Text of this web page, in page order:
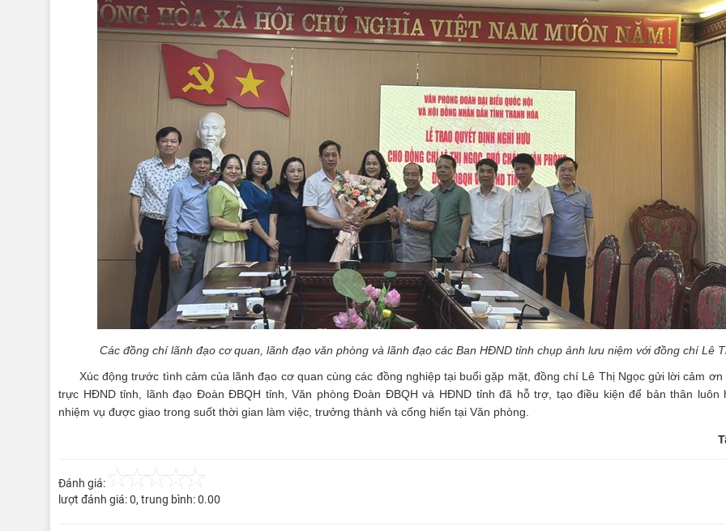
Các đồng chí lãnh đạo cơ quan, lãnh đạo văn phòng và lãnh đạo các Ban HĐND tỉnh chụp ảnh lưu niệm với đồng chí Lê
Xúc động trước tình cảm của lãnh đạo cơ quan cùng các đồng nghiệp tại buổi gặp mặt, đồng chí Lê Thị Ngọc gửi lời cảm
trực HĐND tỉnh, lãnh đạo Đoàn ĐBQH tỉnh, Văn phòng Đoàn ĐBQH và HĐND tỉnh đã hỗ trợ, tạo điều kiện để bản thân luôn
nhiệm vụ được giao trong suốt thời gian làm việc, trưởng thành và cống hiến tại Văn phòng.
Đánh giá:
lượt đánh giá:0, trung bình:0.00